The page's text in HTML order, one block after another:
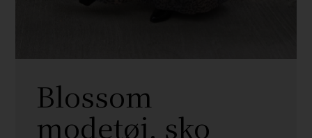
Blossom
modetøj, sko